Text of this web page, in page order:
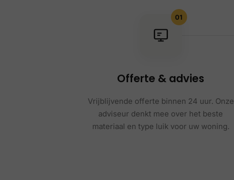
01
Offerte & advies
Vrijblijvende offerte binnen 24 uur. Onze
adviseur denkt mee over het beste
materiaal en type luik voor uw woning.